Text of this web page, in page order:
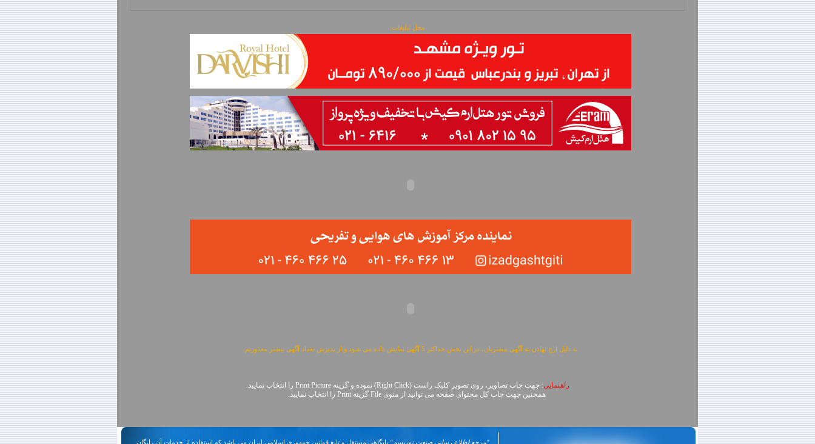
محل تبلیغات:
به دلیل ارج نهادن به آگهی مشتریان، در این بخش حداکثر 5 آگهی نمایش داده می شود و از پذیرش تعداد آگهی بیشتر معذوریم.
راهنمایی: جهت چاپ تصاویر، روی تصویر کلیک راست (Right Click) نموده و گزینه Print Picture را انتخاب نمایید.
همچنین جهت چاپ کل محتوای صفحه می توانید از منوی File گزینه Print را انتخاب نمایید.
"مرجع اطلاع رسانی صنعت توریسم" پایگاهی مستقل و تابع قوانین جمهوری اسلامی ایران می باشد که استفاده از خدمات آن رایگان